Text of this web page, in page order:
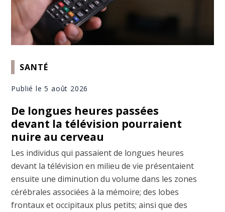
SANTÉ
Publié le 5 août 2026
De longues heures passées
devant la télévision pourraient
nuire au cerveau
Les individus qui passaient de longues heures
devant la télévision en milieu de vie présentaient
ensuite une diminution du volume dans les zones
cérébrales associées à la mémoire; des lobes
frontaux et occipitaux plus petits; ainsi que des